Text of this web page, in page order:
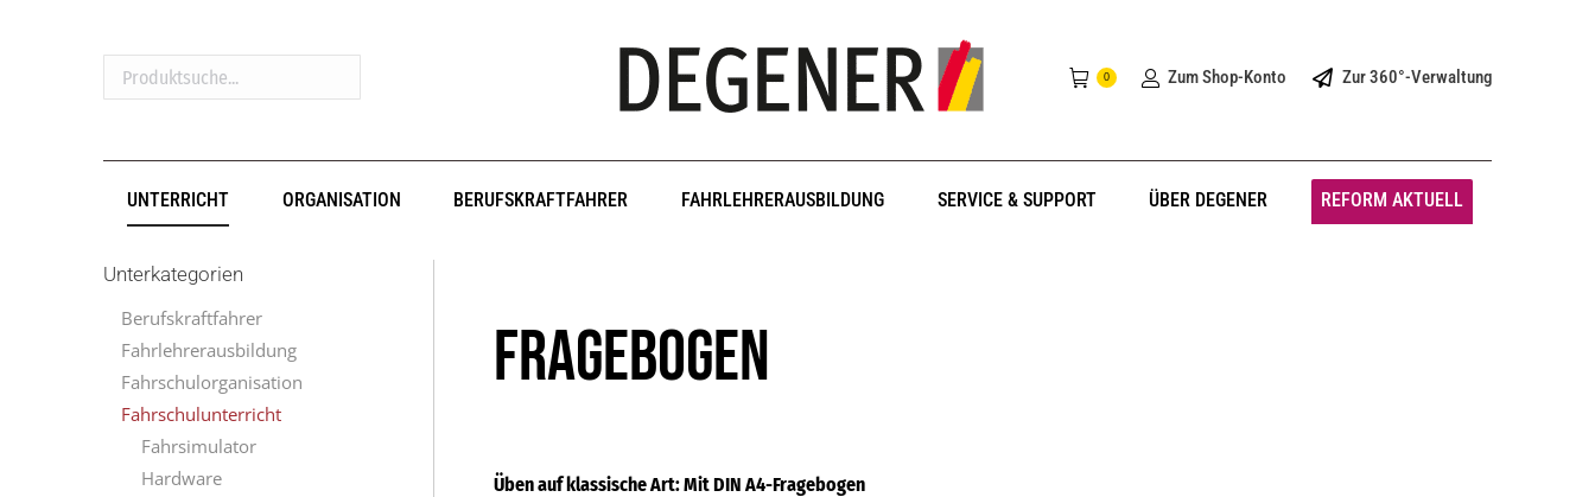
Produktsuche...
0 Zum Shop-Konto Zur 360°-Verwaltung
UNTERRICHT ORGANISATION BERUFSKRAFTFAHRER FAHRLEHRERAUSBILDUNG SERVICE & SUPPORT ÜBER DEGENER REFORM AKTUELL
Fragebogen
Üben auf klassische Art: Mit DIN A4-Fragebogen
Unterkategorien
Berufskraftfahrer
Fahrlehrerausbildung
Fahrschulorganisation
Fahrschulunterricht
Fahrsimulator
Hardware